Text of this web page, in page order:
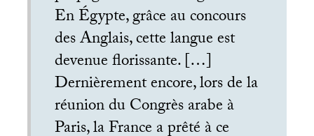
En Égypte, grâce au concours
des Anglais, cette langue est
devenue florissante. […]
Dernièrement encore, lors de la
réunion du Congrès arabe à
Paris, la France a prêté à ce